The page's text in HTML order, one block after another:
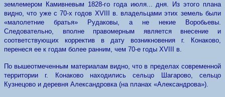
землемером Камивневым 1828-го года июля... дня. Из этого плана
видно, что уже с 70-х годов XVIII в. владельцами этих земель были
«малолетние братья» Рудаковы, а не некие Воробьевы.
Следовательно, вполне правомерным является внесение и
соответствующих корректив в дату возникновения г. Конаково,
перенеся ее к годам более ранним, чем 70-е годы XVIII в.
По вышеотмеченным материалам видно, что в пределах современной
территории г. Конаково находились сельцо Шагарово, сельцо
Кузнецово и деревня Александровка (на планах «Александрова»).